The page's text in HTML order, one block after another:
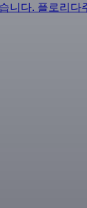
니다. 플로리다